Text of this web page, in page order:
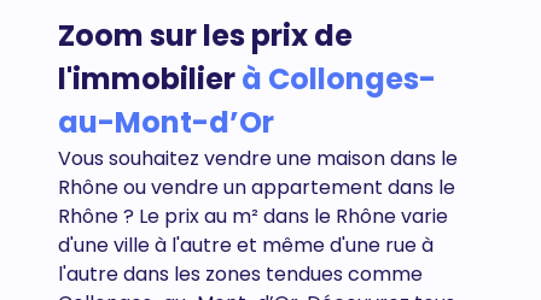
Zoom sur les prix de
l'immobilierà Collonges-
au-Mont-d’Or
Vous souhaitez vendre une maison dans le
Rhône ou vendre un appartement dans le
Rhône? Le prix au m² dans le Rhône varie
d'une ville à l'autre et même d'une rue à
l'autre dans les zones tendues comme